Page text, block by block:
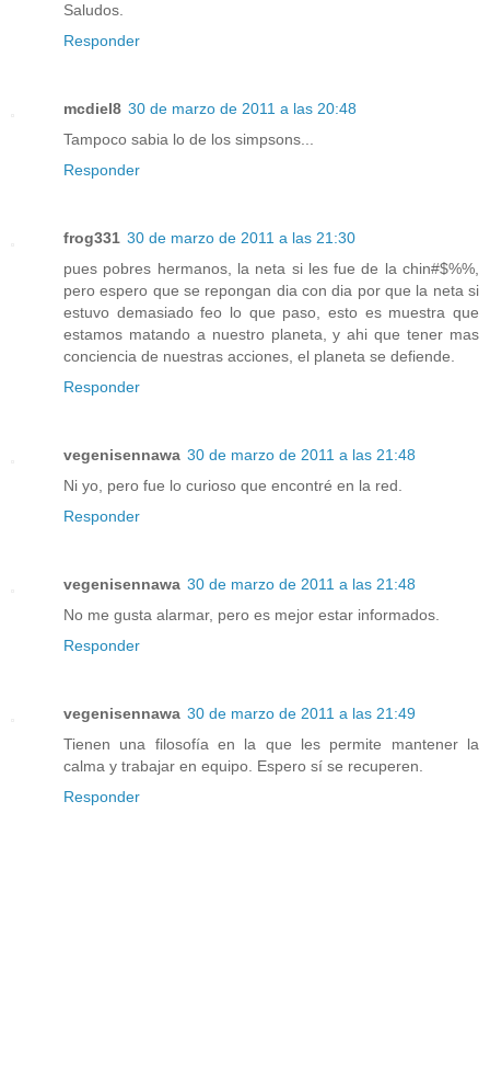
Saludos.
Responder
mcdiel8 30 de marzo de 2011 a las 20:48
Tampoco sabia lo de los simpsons...
Responder
frog331 30 de marzo de 2011 a las 21:30
pues pobres hermanos, la neta si les fue de la chin#$%%,
pero espero que se repongan dia con dia por que la neta si
estuvo demasiado feo lo que paso, esto es muestra que
estamos matando a nuestro planeta, y ahi que tener mas
conciencia de nuestras acciones, el planeta se defiende.
Responder
vegenisennawa 30 de marzo de 2011 a las 21:48
Ni yo, pero fue lo curioso que encontré en la red.
Responder
vegenisennawa 30 de marzo de 2011 a las 21:48
No me gusta alarmar, pero es mejor estar informados.
Responder
vegenisennawa 30 de marzo de 2011 a las 21:49
Tienen una filosofía en la que les permite mantener la
calma y trabajar en equipo. Espero sí se recuperen.
Responder